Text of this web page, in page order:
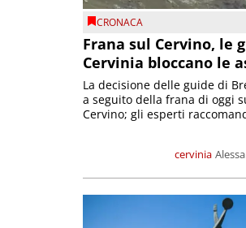
CRONACA
Frana sul Cervino, le
Cervinia bloccano le
cervinia
La decisione delle guide di
a seguito della frana di oggi
Cervino; gli esperti